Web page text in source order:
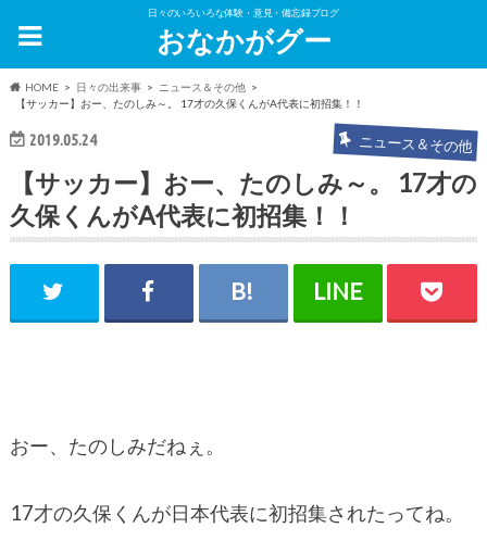
日々のいろいろな体験・意見・備忘録ブログ
おなかがグー
HOME 日々の出来事
ニュース＆その他
【サッカー】おー、たのしみ～。 17才の久保くんがA代表に初招集！！
2019.05.24 ニュース＆その他
【サッカー】おー、たのしみ～。 17才の
久保くんがA代表に初招集！！
おー、たのしみだねぇ。
17才の久保くんが日本代表に初招集されたってね。